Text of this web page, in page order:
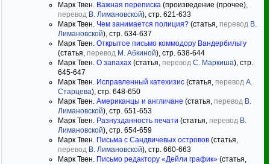
Марк Твен. Важная переписка (произведение (прочее),
перевод В. Лимановской), стр. 621-633
Марк Твен. Чем занимается полиция? (статья, перевод В.
Лимановской), стр. 634-637
Марк Твен. Открытое письмо коммодору Вандербильту
(статья, перевод М. Абкиной), стр. 638-644
Марк Твен. О запахах (статья, перевод С. Маркиша), стр.
645-647
Марк Твен. Исправленный катехизис (статья, перевод А.
Старцева), стр. 648-650
Марк Твен. Американцы и англичане (статья, перевод В.
Лимановской), стр. 651-653
Марк Твен. Разнузданность печати (статья, перевод В.
Лимановской), стр. 654-659
Марк Твен. Письма с Сандвичевых островов (статья,
перевод В. Лимановской), стр. 660-663
Марк Твен. Письмо редактору «Дейли график» (статья,